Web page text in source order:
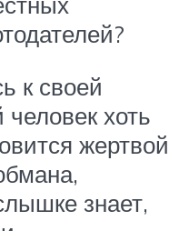
к своей
хоть
жертвой
знает,